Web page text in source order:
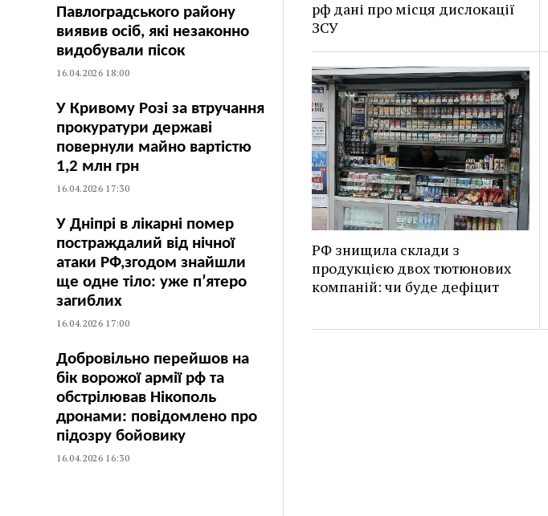
Павлоградського району
виявив осіб, які незаконно
видобували пісок
16.04.2026 18:00
У Кривому Розі за втручання
прокуратури державі
повернули майно вартістю
1,2 млн грн
16.04.2026 17:30
У Дніпрі в лікарні помер
постраждалий від нічної
атаки РФ,згодом знайшли
ще одне тіло: уже п’ятеро
загиблих
16.04.2026 17:00
Добровільно перейшов на
бік ворожої армії рф та
обстрілював Нікополь
дронами: повідомлено про
підозру бойовику
16.04.2026 16:30
рф дані про місця дислокації
ЗСУ
РФ знищила склади з
продукцією двох тютюнових
компаній: чи буде дефіцит